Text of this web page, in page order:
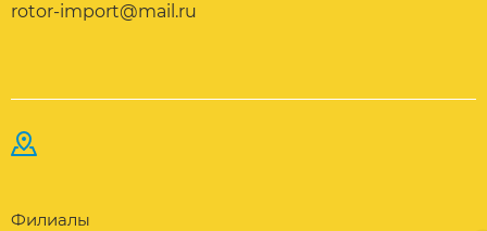
rotor-import@mail.ru
Филиалы